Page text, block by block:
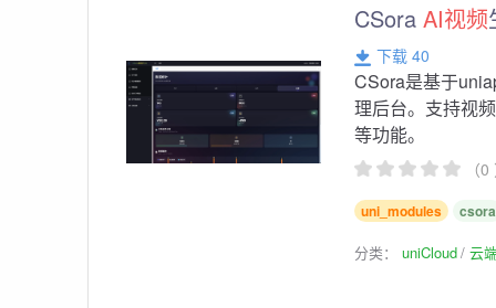
CSoraAI视频
下载 40
CSora是基于
理后台。支持视
等功能。
（
uni_modules csora
分类：uniCloud 云